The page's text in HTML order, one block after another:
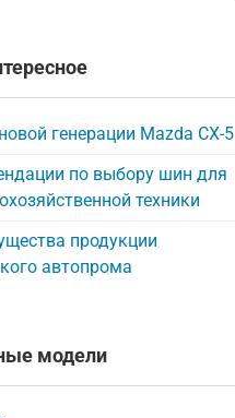
генерации Mazda CX-5
по выбору шин для
техники
продукции
автопрома
модели